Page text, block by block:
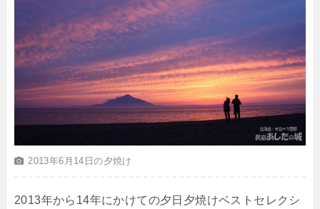
2013年6月14日の夕焼け
2013年から14年にかけての夕日夕焼けベストセレクシ